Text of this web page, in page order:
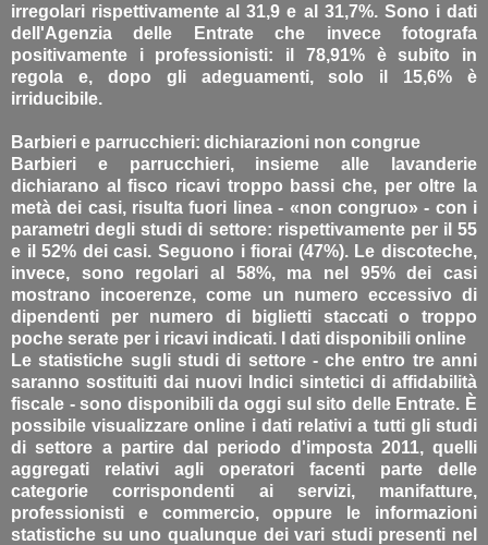
irregolari rispettivamente al 31,9 e al 31,7%. Sono i dati
dell'Agenzia delle Entrate che invece fotografa
positivamente i professionisti: il 78,91% è subito in
regola e, dopo gli adeguamenti, solo il 15,6% è
irriducibile.
Barbieri e parrucchieri: dichiarazioni non congrue
Barbieri e parrucchieri, insieme alle lavanderie
dichiarano al fisco ricavi troppo bassi che, per oltre la
metà dei casi, risulta fuori linea - «non congruo» - con i
parametri degli studi di settore: rispettivamente per il 55
e il 52% dei casi. Seguono i fiorai (47%). Le discoteche,
invece, sono regolari al 58%, ma nel 95% dei casi
mostrano incoerenze, come un numero eccessivo di
dipendenti per numero di biglietti staccati o troppo
poche serate per i ricavi indicati. I dati disponibili online
Le statistiche sugli studi di settore - che entro tre anni
saranno sostituiti dai nuovi Indici sintetici di affidabilità
fiscale - sono disponibili da oggi sul sito delle Entrate. È
possibile visualizzare online i dati relativi a tutti gli studi
di settore a partire dal periodo d'imposta 2011, quelli
aggregati relativi agli operatori facenti parte delle
categorie corrispondenti ai servizi, manifatture,
professionisti e commercio, oppure le informazioni
statistiche su uno qualunque dei vari studi presenti nel